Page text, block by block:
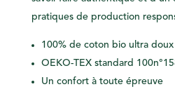
pratiques de production
100% de coton bio ultra doux
OEKO-TEX standard
Un confort à toute épreuve